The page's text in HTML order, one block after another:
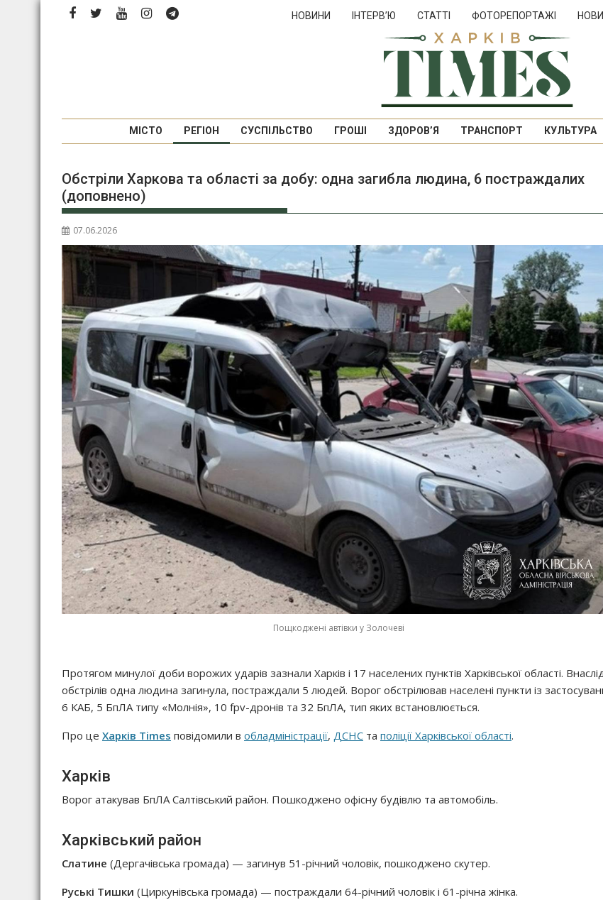
Перейти
НОВИНИ ІНТЕРВ’Ю СТАТТІ ФОТОРЕПОРТАЖІ
МІСТО РЕГІОН СУСПІЛЬСТВО ГРОШІ ЗДОРОВ’Я ТРАНСПОРТ КУЛЬТУРА
Обстріли Харкова та області за добу: одна загибла людина, 6 постраждалих
(доповнено)
07.06.2026
Пощкоджені автівки у Золочеві
Протягом минулої доби ворожих ударів зазнали Харків і 17 населених пунктів Харківської області.
обстрілів одна людина загинула, постраждали 5 людей. Ворог обстрілював населені пункти із
6 КАБ, 5 БпЛА типу «Молнія», 10 fpv-дронів та 32 БпЛА, тип яких встановлюється.
Про це Харків Times повідомили в обладміністрації, ДСНС та поліції Харківської області.
Харків
Ворог атакував БпЛА Салтівський район. Пошкоджено офісну будівлю та автомобіль.
Харківський район
Слатине (Дергачівська громада) — загинув 51-річний чоловік, пошкоджено скутер.
Руські Тишки (Циркунівська громада) — постраждали 64-річний чоловік і 61-річна жінка.